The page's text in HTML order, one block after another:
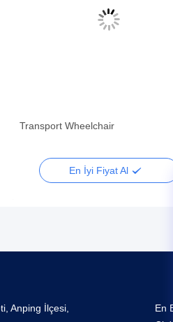
Transport Wheelchair
En İyi Fiyat Al
Anping İlçesi,
En